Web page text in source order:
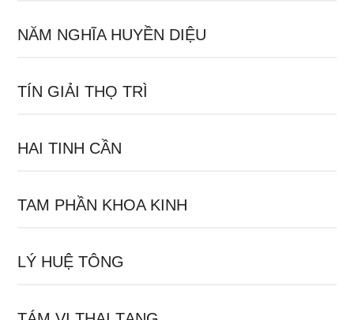
NĂM NGHĨA HUYỀN DIỆU
TÍN GIẢI THỌ TRÌ
HAI TINH CẦN
TAM PHẦN KHOA KINH
LÝ HUỆ TÔNG